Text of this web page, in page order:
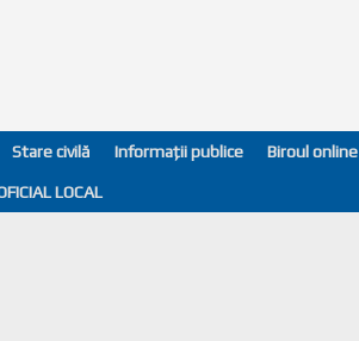
Stare civilă Informații publice Biroul online
LOCAL